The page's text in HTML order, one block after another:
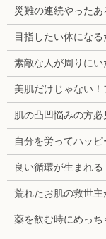
災難の連続やったあ
目指したい体にな
素敵な人が周りにい
美肌だけじゃない！
肌の凸凹悩みの方必
自分を労ってハッピ
良い循環が生まれる
荒れたお肌の救世主
薬を飲む時にめっち